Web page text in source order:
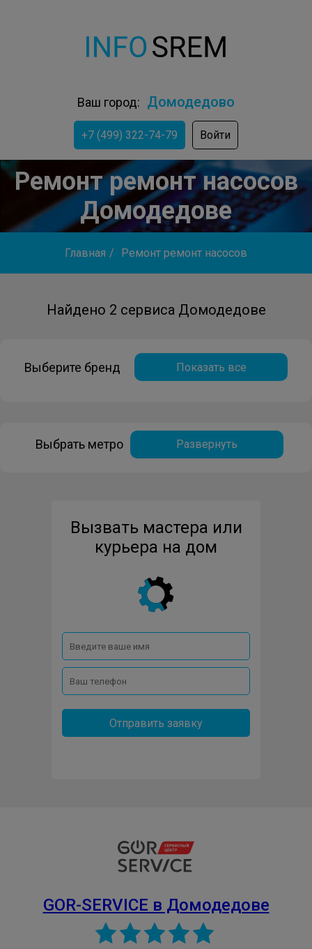
Ваш город: Домодедово
+7 (499) 322-74-79 Войти
Ремонт ремонт насосов
Домодедове
Главная / Ремонт ремонт насосов
Найдено 2 сервиса Домодедове
Выберите бренд Показать все
Выбрать метро Развернуть
GOR-SERVICE в Домодедове
Вызвать мастера или
курьера на дом
Отправить заявку